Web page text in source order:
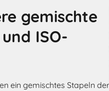
gemischte
ISO-
ein gemischtes Stapeln der